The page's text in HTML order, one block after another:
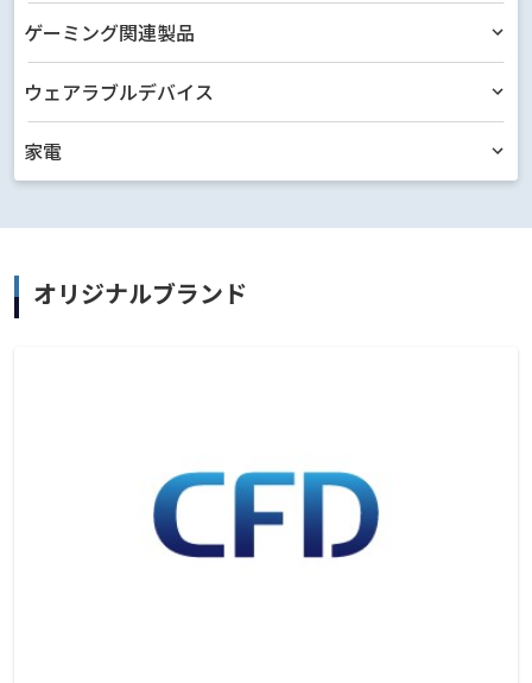
ゲーミング関連製品
ウェアラブルデバイス
家電
オリジナルブランド